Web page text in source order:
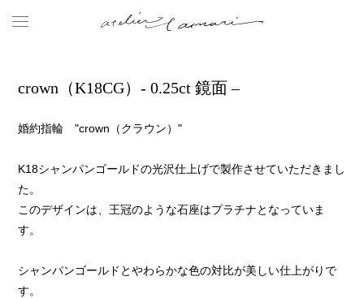
crown（K18CG）- 0.25ct 鏡面 –
婚約指輪 "crown（クラウン）"
K18シャンパンゴールドの光沢仕上げで製作させていただきまし
た。
このデザインは、王冠のような石座はプラチナとなっていま
す。
シャンパンゴールドとやわらかな色の対比が美しい仕上がりで
す。